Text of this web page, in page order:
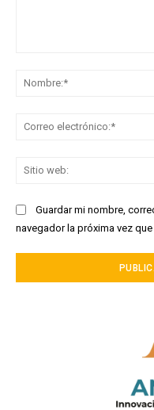
Guardar mi nombre,
navegador la próxima vez que